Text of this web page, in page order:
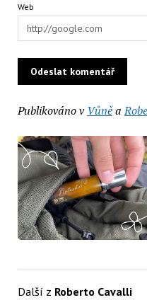
Web
Publikováno v Vůněa
Další z Roberto Cavalli